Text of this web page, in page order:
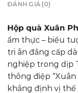
ĐÁNH GIÁ (0)
Hộp quà Xuân
ẩm thực – biểu
tri ân đẳng cấp
nghiệp trong dịp
thông điệp
khẳng định vị